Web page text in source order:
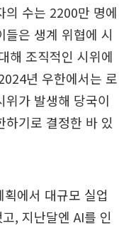
의 수는 2200만 명에
은 생계 위협에 시
해 조직적인 시위에
년 우한에서는 로
위가 발생해 당국이
기로 결정한 바 있
에서 대규모 실업
, 지난달엔 AI를 인